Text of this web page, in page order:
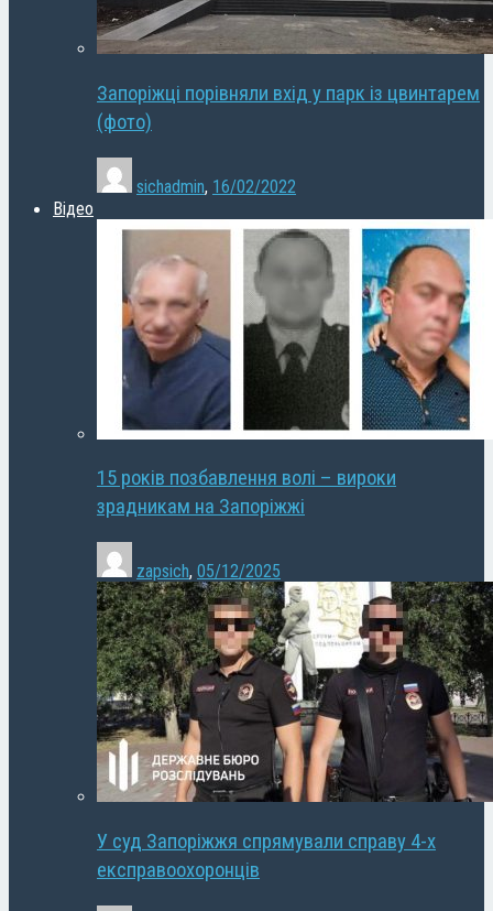
Запоріжці порівняли вхід у парк із цвинтарем
(фото)
sichadmin, 16/02/2022
Відео
15 років позбавлення волі – вироки
зрадникам на Запоріжжі
zapsich, 05/12/2025
У суд Запоріжжя спрямували справу 4-х
експравоохоронців